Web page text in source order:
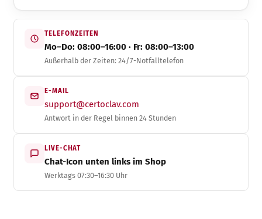
TELEFONZEITEN
Mo–Do: 08:00–16:00 · Fr: 08:00–13:00
Außerhalb der Zeiten: 24/7-Notfalltelefon
E-MAIL
support@certoclav.com
Antwort in der Regel binnen 24 Stunden
LIVE-CHAT
Chat-Icon unten links im Shop
Werktags 07:30–16:30 Uhr